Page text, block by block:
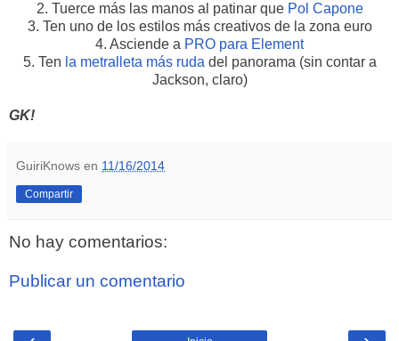
2. Tuerce más las manos al patinar que Pol Capone
3. Ten uno de los estilos más creativos de la zona euro
4. Asciende a PRO para Element
5. Ten la metralleta más ruda del panorama (sin contar a
Jackson, claro)
GK!
GuiriKnows en 11/16/2014
Compartir
No hay comentarios:
Publicar un comentario